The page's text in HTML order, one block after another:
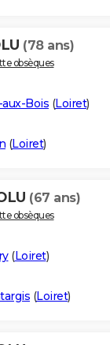
(78 ans)
obsèques
aux-Bois (Loiret)
(Loiret)
(67 ans)
obsèques
(Loiret)
(Loiret)